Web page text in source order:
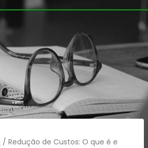
/ Redução de Custos: O que é e